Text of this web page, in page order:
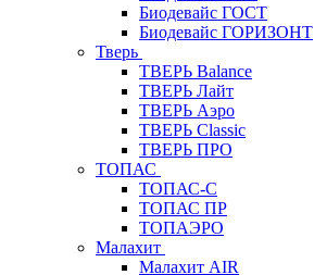
Биодевайс ГОСТ
Биодевайс ГОРИЗОНТ
Тверь
ТВЕРЬ Balance
ТВЕРЬ Лайт
ТВЕРЬ Аэро
ТВЕРЬ Classic
ТВЕРЬ ПРО
ТОПАС
ТОПАС-С
ТОПАС ПР
ТОПАЭРО
Малахит
Малахит AIR